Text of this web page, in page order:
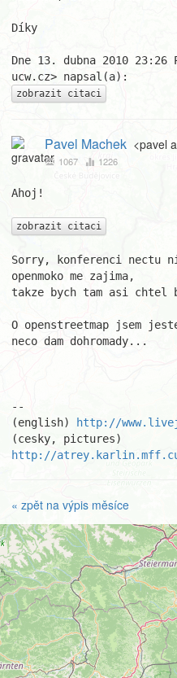
Díky
Dne 13. dubna 2010 23:26
zobrazit citaci
Pavel Machek <pavel
1067 1226
Ahoj!
zobrazit citaci
Sorry, konferenci nectu
openmoko me zajima,
takze bych tam asi
O openstreetmap jsem
neco dam dohromady...
--
(english)
http://
http://
« zpět na výpis měsíce